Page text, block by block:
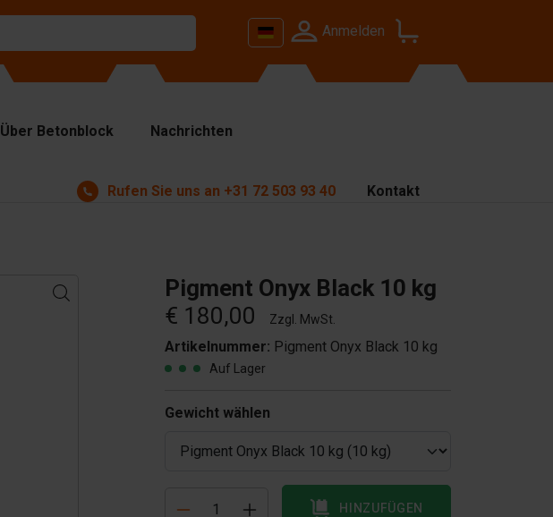
Anmelden
Über Betonblock Nachrichten
Rufen Sie uns an +31 72 503 93 40 Kontakt
Pigment Onyx Black 10 kg
€ 180,00
Zzgl. MwSt.
Artikelnummer: Pigment Onyx Black 10 kg
Auf Lager
Gewicht wählen
HINZUFÜGEN